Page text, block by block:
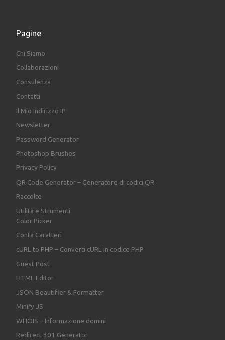
Pagine
Chi Siamo
Collaborazioni
Consulenza
Contatti
Il Mio Indirizzo IP
Newsletter
Password Generator
Photoshop Brushes
Privacy Policy
QR Code Generator – Generatore di codici QR
Raccolte
Utilità e Strumenti
Color Picker
Conta Caratteri
cURL to PHP – Converti cURL in codice PHP
Guest Post
HTML Editor
JSON Beautifier & Formatter
Minify JS
WHOIS – Informazione domini
Redirect 301 Generator